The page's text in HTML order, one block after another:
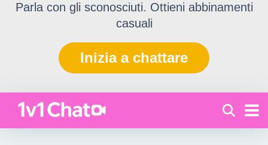
Parla con gli sconosciuti. Ottieni abbinamenti
casuali
Inizia a chattare